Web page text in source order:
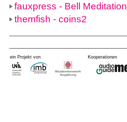
fauxpress - Bell Meditation
themfish - coins2
ein Projekt von Kooperationen